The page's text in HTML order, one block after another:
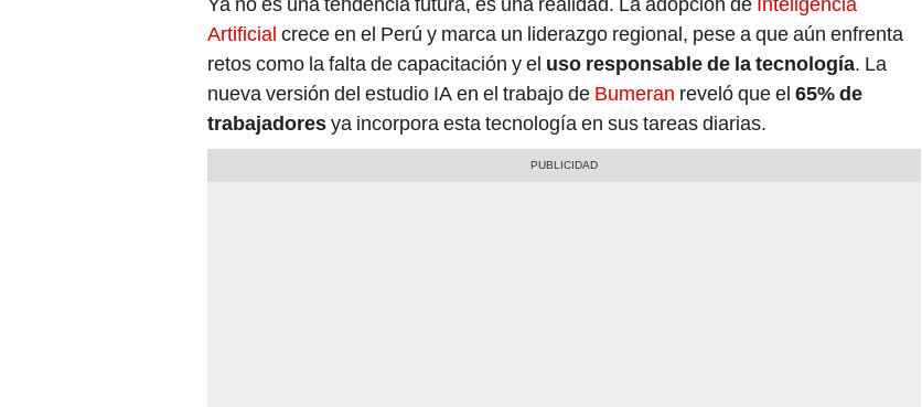
Artificial crece en el Perú y marca un liderazgo regional, pese a que aún enfrenta
retos como la falta de capacitación y el uso responsable de la tecnología. La
nueva versión del estudio IA en el trabajo de Bumeran reveló que el 65% de
trabajadoresya incorpora esta tecnología en sus tareas diarias.